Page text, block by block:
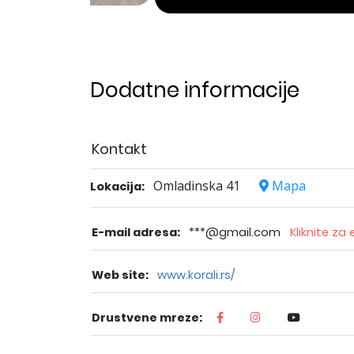
Dodatne informacije
Kontakt
Lokacija: Omladinska 41 Mapa
E-mail adresa: ***@gmail.com Kliknite za
Web site: www.korali.rs/
Drustvene mreze: